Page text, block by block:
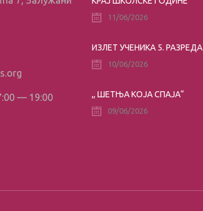
— 19:00
11/06/2026
ИЗЛЕТ УЧЕНИКА 5. РАЗРЕДА
10/06/2026
,, ШЕТЊА КОЈА СПАЈА“
09/06/2026